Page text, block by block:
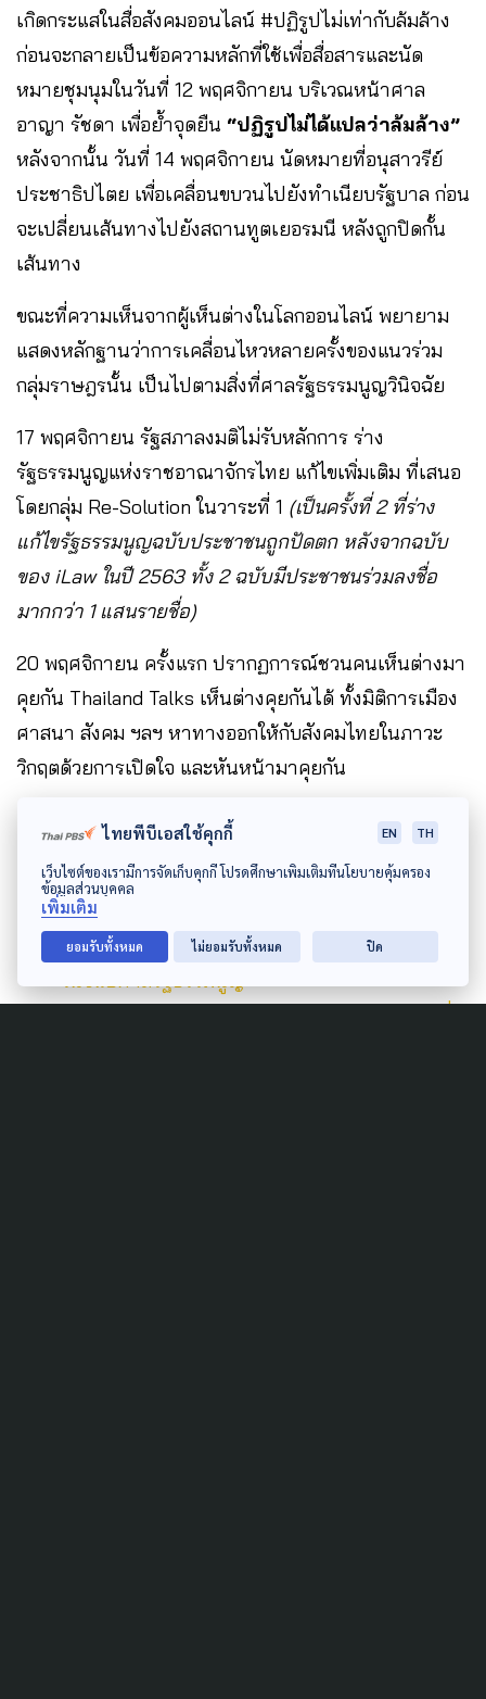
เกิดกระแสในสื่อสังคมออนไลน์ #ปฏิรูปไม่เท่ากับล้มล้าง
ก่อนจะกลายเป็นข้อความหลักที่ใช้เพื่อสื่อสารและนัด
หมายชุมนุมในวันที่ 12 พฤศจิกายน บริเวณหน้าศาล
อาญา รัชดา เพื่อย้ำจุดยืน “ปฏิรูปไม่ได้แปลว่าล้มล้าง”
หลังจากนั้น วันที่ 14 พฤศจิกายน นัดหมายที่อนุสาวรีย์
ประชาธิปไตย เพื่อเคลื่อนขบวนไปยังทำเนียบรัฐบาล ก่อน
จะเปลี่ยนเส้นทางไปยังสถานทูตเยอรมนี หลังถูกปิดกั้น
เส้นทาง
ขณะที่ความเห็นจากผู้เห็นต่างในโลกออนไลน์ พยายาม
แสดงหลักฐานว่าการเคลื่อนไหวหลายครั้งของแนวร่วม
กลุ่มราษฎรนั้น เป็นไปตามสิ่งที่ศาลรัฐธรรมนูญวินิจฉัย
17 พฤศจิกายน รัฐสภาลงมติไม่รับหลักการ ร่าง
รัฐธรรมนูญแห่งราชอาณาจักรไทย แก้ไขเพิ่มเติม ที่เสนอ
โดยกลุ่ม Re-Solution ในวาระที่ 1 (เป็นครั้งที่ 2 ที่ร่าง
แก้ไขรัฐธรรมนูญฉบับประชาชนถูกปัดตก หลังจากฉบับ
ของ iLaw ในปี 2563 ทั้ง 2 ฉบับมีประชาชนร่วมลงชื่อ
มากกว่า 1 แสนรายชื่อ)
20 พฤศจิกายน ครั้งแรก ปรากฏการณ์ชวนคนเห็นต่างมา
คุยกัน Thailand Talks เห็นต่างคุยกันได้ ทั้งมิติการเมือง
ศาสนา สังคม ฯลฯ หาทางออกให้กับสังคมไทยในภาวะ
วิกฤตด้วยการเปิดใจ และหันหน้ามาคุยกัน
10 พฤศจิกายนระบบไต่สวนคืออะไร ? ทำไมศาล
รัฐธรรมนูญ ไม่รับฟังพยานในคดี ‘ล้มล้างการ
ปกครอง’
12 พฤศจิกายน
สังคมไทยไปต่ออย่างไร? หลังคำ
วินิจฉัยศาลรัฐธรรมนูญ
ไทยพีบีเอสใช้คุกกี้ EN TH
เว็บไซต์ของเรามีการจัดเก็บคุกกี้ โปรดศึกษาเพิ่มเติมที่นโยบายคุ้มครอง
ข้อมูลส่วนบุคคล
เพิ่มเติม
ยอมรับทั้งหมด ไม่ยอมรับทั้งหมด ปิด